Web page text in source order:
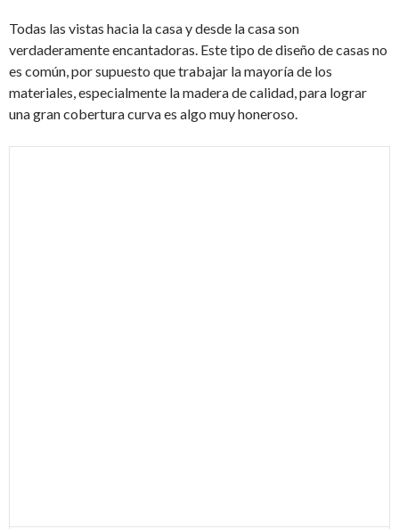
Todas las vistas hacia la casa y desde la casa son
verdaderamente encantadoras. Este tipo de diseño de casas no
es común, por supuesto que trabajar la mayoría de los
materiales, especialmente la madera de calidad, para lograr
una gran cobertura curva es algo muy honeroso.